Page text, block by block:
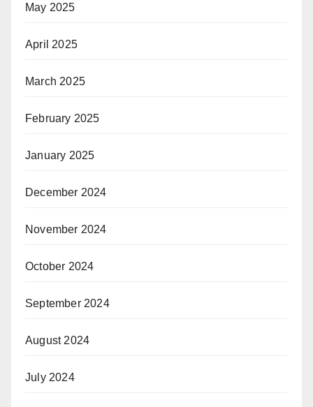
May 2025
April 2025
March 2025
February 2025
January 2025
December 2024
November 2024
October 2024
September 2024
August 2024
July 2024